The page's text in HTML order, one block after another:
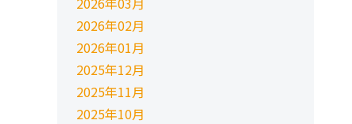
2026年02月
2026年01月
2025年12月
2025年11月
2025年10月